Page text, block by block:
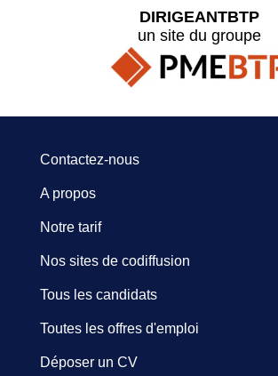
DIRIGEANTBTP
un site du groupe
Contactez-nous
A propos
Notre tarif
Nos sites de codiffusion
Tous les candidats
Toutes les offres d'emploi
Déposer un CV